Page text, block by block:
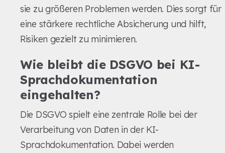
sie zu größeren Problemen werden. Dies sorgt für
eine stärkere rechtliche Absicherung und hilft,
Risiken gezielt zu minimieren.
Wie bleibt die DSGVO bei KI-
Sprachdokumentation
eingehalten?
Die DSGVO spielt eine zentrale Rolle bei der
Verarbeitung von Daten in der KI-
Sprachdokumentation. Dabei werden